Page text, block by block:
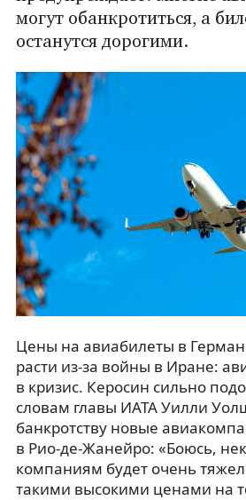
могут обанкротиться, а
останутся дорогими.
Цены на авиабилеты в
расти из-за войны в Иране:
в кризис. Керосин сильно
словам главы ИАТА Уилли
банкротству новые
в Рио-де-Жанейро: «Боюсь,
компаниям будет очень
такими высокими ценами на